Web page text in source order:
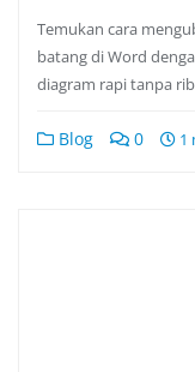
Temukan cara
batang di Word
diagram rapi tanpa
Blog 0 1